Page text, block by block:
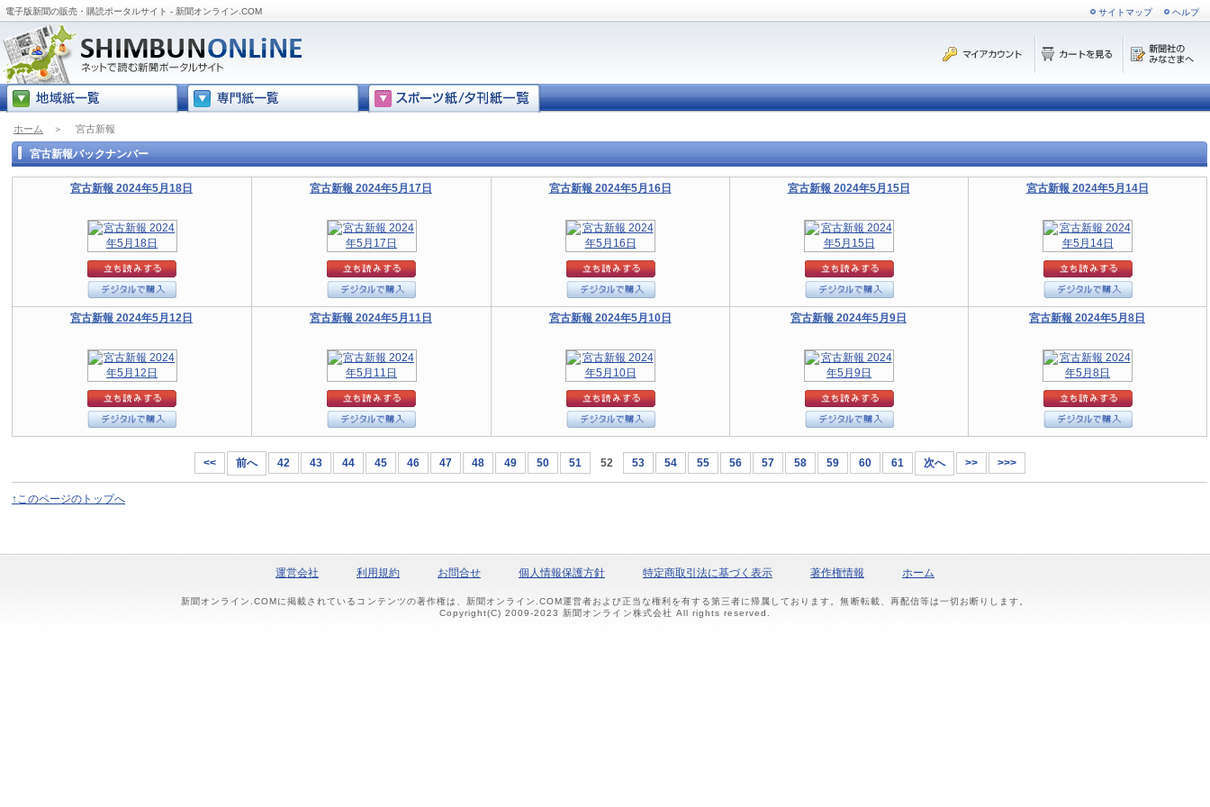
電子版新聞の販売・購読ポータルサイト - 新聞オンライン.COM サイトマップ ヘルプ
ホーム ＞ 宮古新報
宮古新報バックナンバー
宮古新報 2024年5月18日 宮古新報 2024年5月17日 宮古新報 2024年5月16日 宮古新報 2024年5月15日 宮古新報 2024年5月14日
宮古新報 2024年5月12日 宮古新報 2024年5月11日 宮古新報 2024年5月10日 宮古新報 2024年5月9日 宮古新報 2024年5月8日
<< 前へ 42 43 44 45 46 47 48 49 50 51 52 53 54 55 56 57 58 59 60 61 次へ >> >>>
↑このページのトップへ
運営会社 利用規約 お問合せ 個人情報保護方針 特定商取引法に基づく表示 著作権情報 ホーム
新聞オンライン.COMに掲載されているコンテンツの著作権は、新聞オンライン.COM運営者および正当な権利を有する第三者に帰属しております。無断転載、再配信等は一切お断りします。
Copyright(C) 2009-2023 新聞オンライン株式会社 All rights reserved.